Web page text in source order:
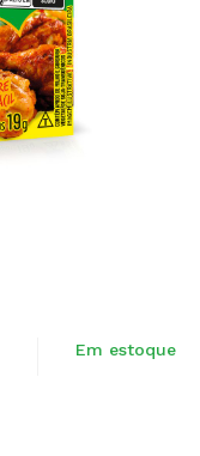
Em estoque